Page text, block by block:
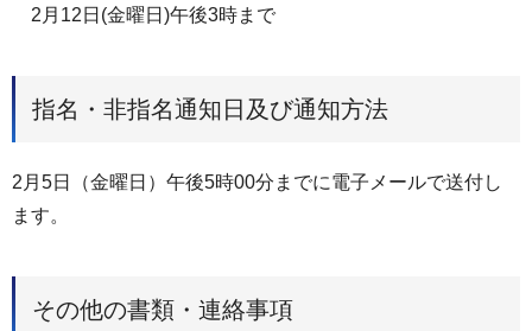
2月12日(金曜日)午後3時まで
指名・非指名通知日及び通知方法
2月5日（金曜日）午後5時00分までに電子メールで送付し
ます。
その他の書類・連絡事項